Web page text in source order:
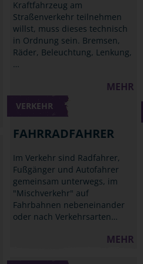
Kraftfahrzeug am
Straßenverkehr teilnehmen
willst, muss dieses technisch
in Ordnung sein. Bremsen,
Räder, Beleuchtung, Lenkung,
…
MEHR
VERKEHR
FAHRRADFAHRER
Im Verkehr sind Radfahrer,
Fußgänger und Autofahrer
gemeinsam unterwegs, im
"Mischverkehr" auf
Fahrbahnen nebeneinander
oder nach Verkehrsarten…
MEHR